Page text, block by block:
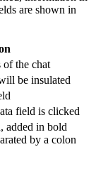
are shown in
the chat
be insulated
field is clicked
added in bold
by a colon